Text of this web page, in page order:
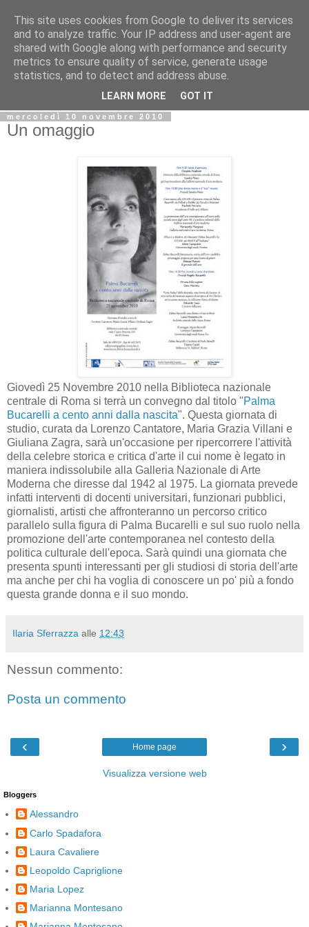
Biblio@rti in
Il Blog della Biblioteca di Area delle arti per condividere
informazioni iniziative incontri
mercoledì 10 novembre 2010
Un omaggio
Giovedì 25 Novembre 2010 nella Biblioteca nazionale
centrale di Roma si terrà un convegno dal titolo "Palma
Bucarelli a cento anni dalla nascita". Questa giornata di
studio, curata da Lorenzo Cantatore, Maria Grazia Villani e
Giuliana Zagra, sarà un'occasione per ripercorrere l'attività
della celebre storica e critica d'arte il cui nome è legato in
maniera indissolubile alla Galleria Nazionale di Arte
Moderna che diresse dal 1942 al 1975. La giornata prevede
infatti interventi di docenti universitari, funzionari pubblici,
giornalisti, artisti che affronteranno un percorso critico
parallelo sulla figura di Palma Bucarelli e sul suo ruolo nella
promozione dell'arte contemporanea nel contesto della
politica culturale dell'epoca. Sarà quindi una giornata che
presenta spunti interessanti per gli studiosi di storia dell'arte
ma anche per chi ha voglia di conoscere un po' più a fondo
questa grande donna e il suo mondo.
Ilaria Sferrazza alle 12:43
Nessun commento:
Posta un commento
‹ ›
Home page
Visualizza versione web
Bloggers
Alessandro
Carlo Spadafora
Laura Cavaliere
Leopoldo Capriglione
Maria Lopez
Marianna Montesano
This site uses cookies from Google to deliver its services
and to analyze traffic. Your IP address and user-agent are
shared with Google along with performance and security
metrics to ensure quality of service, generate usage
statistics, and to detect and address abuse.
LEARN MORE GOT IT